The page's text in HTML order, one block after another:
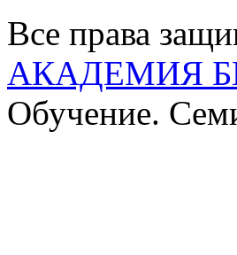
Все права
АКАДЕМИЯ
Обучение.